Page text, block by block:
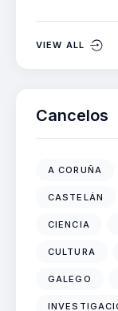
VIEW ALL
Cancelos
A CORUÑA
CASTELÁN
CIENCIA
CULTURA
GALEGO